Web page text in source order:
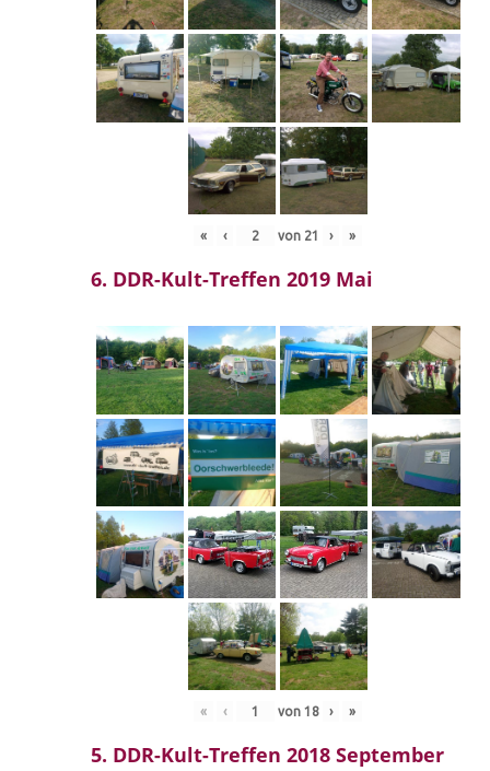
« ‹ von 21 › »
6. DDR-Kult-Treffen 2019 Mai
« ‹ von 18 › »
5. DDR-Kult-Treffen 2018 September